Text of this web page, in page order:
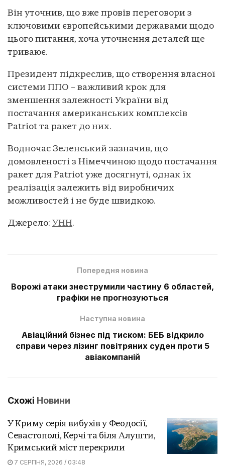
Він уточнив, що вже провів переговори з
ключовими європейськими державами щодо
цього питання, хоча уточнення деталей ще
триваює.
Президент підкреслив, що створення власної
системи ППО – важливий крок для
зменшення залежності України від
постачання американських комплексів
Patriot та ракет до них.
Водночас Зеленський зазначив, що
домовленості з Німеччиною щодо постачання
ракет для Patriot уже досягнуті, однак їх
реалізація залежить від виробничих
можливостей і не буде швидкою.
Джерело: УНН.
Попередня новина
Ворожі атаки знеструмили частину 6 областей,
графіки не прогнозуються
Наступна новина
Авіаційний бізнес під тиском: БЕБ відкрило
справи через лізинг повітряних суден проти 5
авіакомпаній
Схожі Новини
У Криму серія вибухів у Феодосії,
Севастополі, Керчі та біля Алушти,
Кримський міст перекрили
7 СЕРПНЯ, 2026 / 03:48